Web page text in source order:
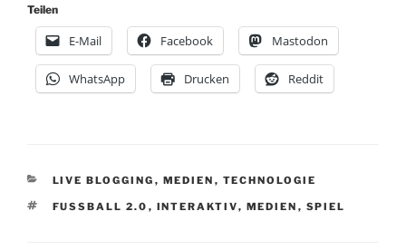
Teilen
E-Mail Facebook Mastodon
WhatsApp Drucken Reddit
KATEGORIEN
LIVE BLOGGING , MEDIEN , TECHNOLOGIE
SCHLAGWÖRTER
FUSSBALL 2.0 , INTERAKTIV, MEDIEN , SPIEL